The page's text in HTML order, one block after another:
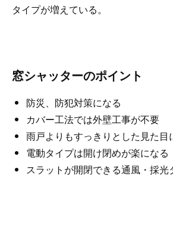
タイプが増えている。
窓シャッターのポイント
防災、防犯対策になる
カバー工法では外壁工事が不要
雨戸よりもすっきりとした見た目
電動タイプは開け閉めが楽になる
スラットが開閉できる通風・採光